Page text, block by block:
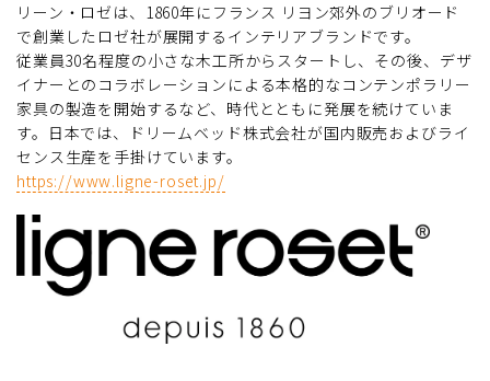
リーン・ロゼは、1860年にフランス リヨン郊外のブリオード
で創業したロゼ社が展開するインテリアブランドです。
従業員30名程度の小さな木工所からスタートし、その後、デザ
イナーとのコラボレーションによる本格的なコンテンポラリー
家具の製造を開始するなど、時代とともに発展を続けていま
す。日本では、ドリームベッド株式会社が国内販売およびライ
センス生産を手掛けています。
https://www.ligne-roset.jp/